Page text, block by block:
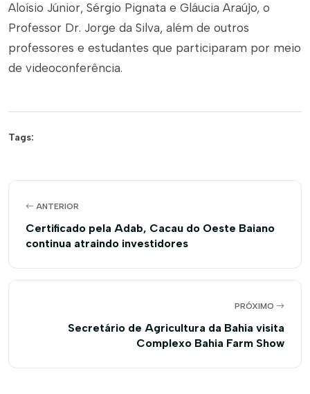
Aloísio Júnior, Sérgio Pignata e Gláucia Araújo, o
Professor Dr. Jorge da Silva, além de outros
professores e estudantes que participaram por meio
de videoconferência.
Tags:
ANTERIOR
Certificado pela Adab, Cacau do Oeste Baiano
continua atraindo investidores
PRÓXIMO
Secretário de Agricultura da Bahia visita
Complexo Bahia Farm Show